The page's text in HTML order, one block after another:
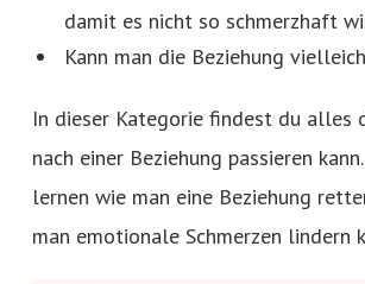
damit es nicht so schmerzhaft
Kann man die Beziehung
In dieser Kategorie findest du alles
nach einer Beziehung passieren
lernen wie man eine Beziehung
man emotionale Schmerzen lindern